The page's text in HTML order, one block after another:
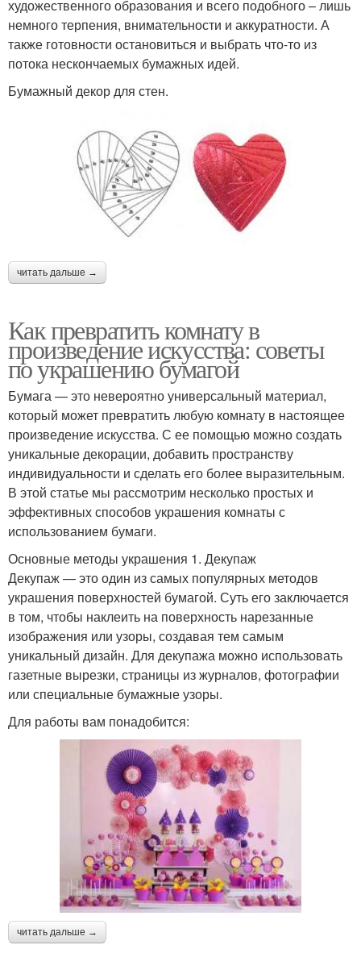
художественного образования и всего подобного – лишь
немного терпения, внимательности и аккуратности. А
также готовности остановиться и выбрать что-то из
потока нескончаемых бумажных идей.
Бумажный декор для стен.
читать дальше →
Как превратить комнату в
произведение искусства: советы
по украшению бумагой
Бумага — это невероятно универсальный материал,
который может превратить любую комнату в настоящее
произведение искусства. С ее помощью можно создать
уникальные декорации, добавить пространству
индивидуальности и сделать его более выразительным.
В этой статье мы рассмотрим несколько простых и
эффективных способов украшения комнаты с
использованием бумаги.
Основные методы украшения 1. Декупаж
Декупаж — это один из самых популярных методов
украшения поверхностей бумагой. Суть его заключается
в том, чтобы наклеить на поверхность нарезанные
изображения или узоры, создавая тем самым
уникальный дизайн. Для декупажа можно использовать
газетные вырезки, страницы из журналов, фотографии
или специальные бумажные узоры.
Для работы вам понадобится:
читать дальше →